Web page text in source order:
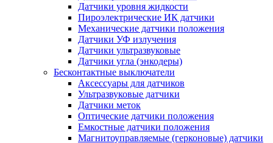
Датчики уровня жидкости
Пироэлектрические ИК датчики
Механические датчики положения
Датчики УФ излучения
Датчики ультразвуковые
Датчики угла (энкодеры)
Бесконтактные выключатели
Аксессуары для датчиков
Ультразвуковые датчики
Датчики меток
Оптические датчики положения
Емкостные датчики положения
Магнитоуправляемые (герконовые) датчики